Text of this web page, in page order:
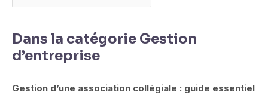
Dans la catégorie Gestion
d’entreprise
Gestion d’une association collégiale : guide essentiel